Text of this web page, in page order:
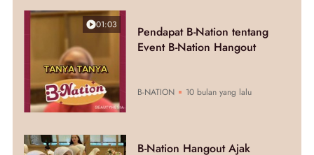
01:03
Pendapat B-Nation tentang
Event B-Nation Hangout
B-NATION 10 bulan yang lalu
B-Nation Hangout Ajak